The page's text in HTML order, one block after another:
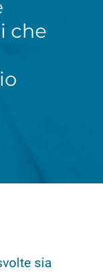
che
sia